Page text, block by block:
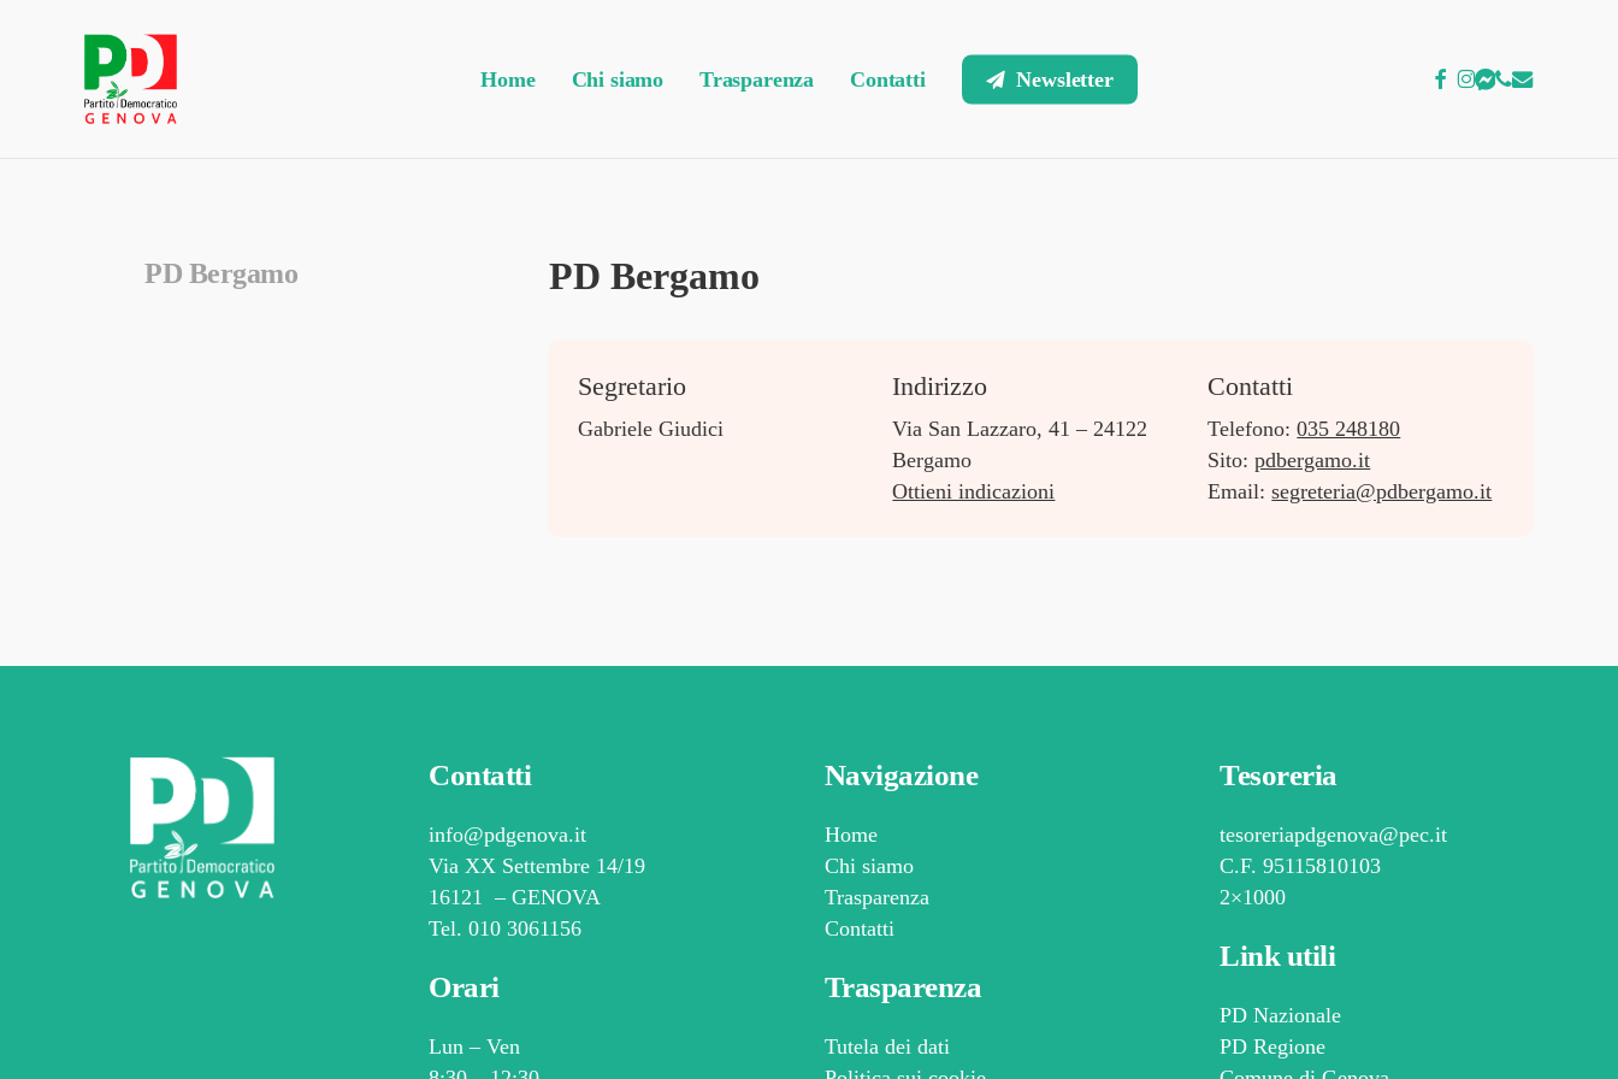
Home Chi siamo Trasparenza Contatti Newsletter facebook
instagram
messenger
phone
email
PD Bergamo PD Bergamo
Segretario
Gabriele Giudici
Indirizzo
Via San Lazzaro, 41 – 24122
Bergamo
Ottieni indicazioni
Contatti
Telefono:035 248180
Sito:pdbergamo.it
Email:segreteria@pdbergamo.it
Contatti
info@pdgenova.it
Via XX Settembre 14/19
16121 – GENOVA
Tel.010 3061156
Orari
Lun – Ven
Navigazione
Home
Chi siamo
Trasparenza
Contatti
Trasparenza
Tutela dei dati
Tesoreria
tesoreriapdgenova@pec.it
C.F. 95115810103
2×1000
Link utili
PD Nazionale
PD Regione